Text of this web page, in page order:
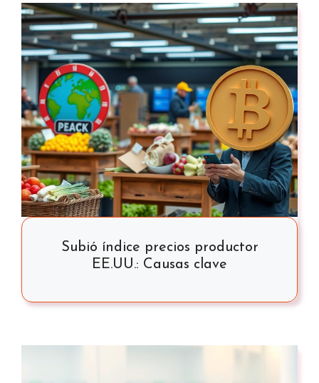
Subió índice precios productor
EE.UU.: Causas clave